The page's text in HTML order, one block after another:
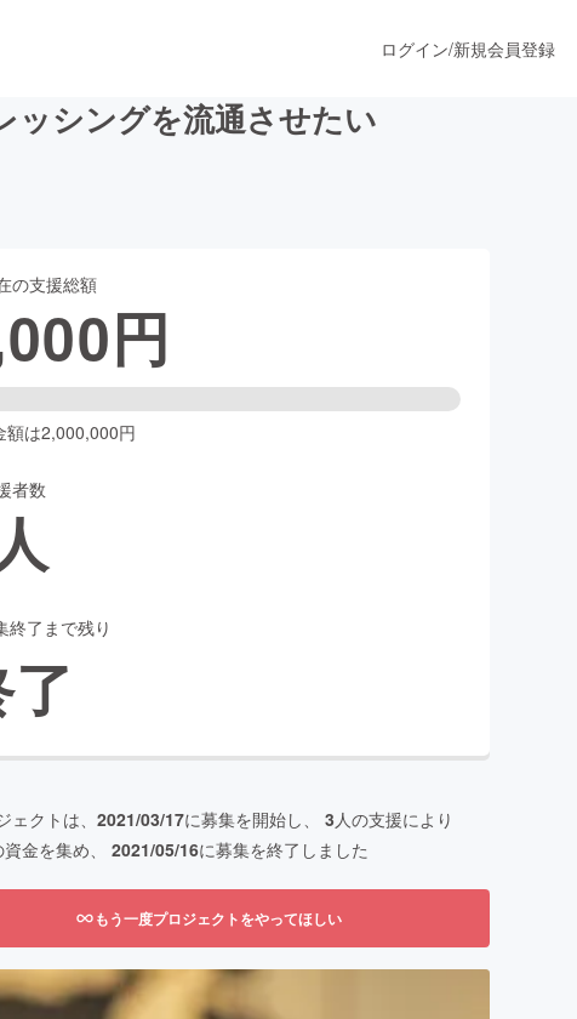
ケア
ログイン/新規会員登録
ッシングを流通させたい
の支援総額
円
額は2,000,000円
者数
終了まで残り
ェクトは、 2021/03/17に募集を開始し、 3人の支援により
金を集め、 2021/05/16に募集を終了しました
もう一度プロジェクトをやってほしい